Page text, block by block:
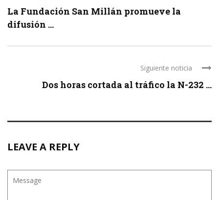
La Fundación San Millán promueve la
difusión ...
Siguiente noticia
Dos horas cortada al tráfico la N-232 ...
LEAVE A REPLY